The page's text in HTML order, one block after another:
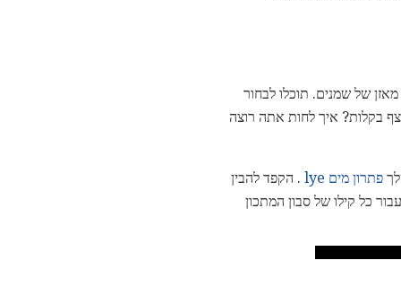
של שמנים. תוכלו לבחור
בקלות? איך לחות אתה רוצה
פתרון מים lye
. הקפד להבין
קפה עבור כל קילו של סבון המתכון